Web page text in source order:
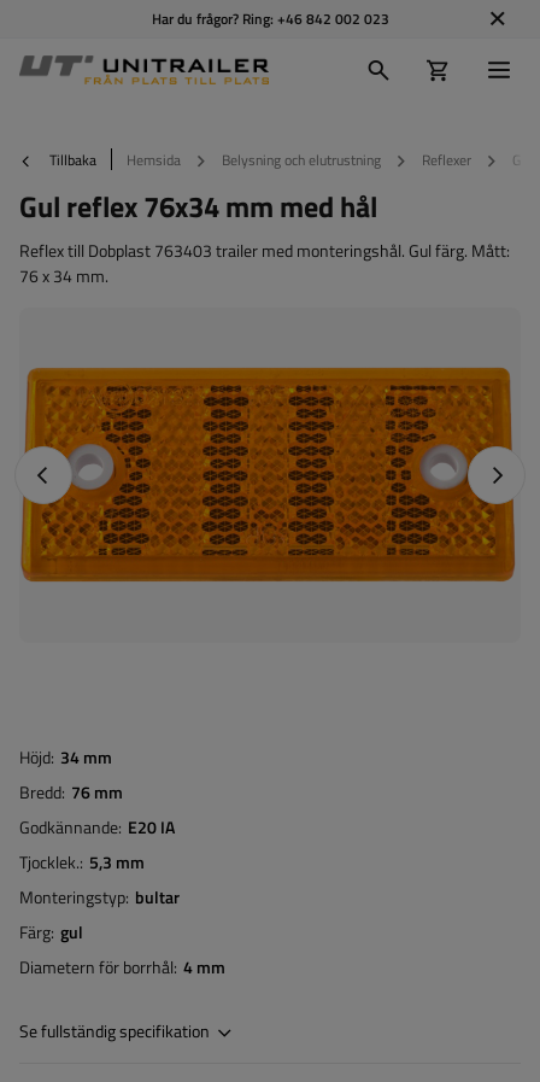
Har du frågor? Ring: +46 842 002 023
Tillbaka Hemsida Belysning och elutrustning Reflexer Gul
Gul reflex 76x34 mm med hål
Reflex till Dobplast 763403 trailer med monteringshål. Gul färg. Mått:
76 x 34 mm.
Föregående foto Nästa
Höjd 34 mm
Bredd 76 mm
Godkännande E20 IA
Tjocklek. 5,3 mm
Monteringstyp bultar
Färg gul
Diametern för borrhål 4 mm
Se fullständig specifikation